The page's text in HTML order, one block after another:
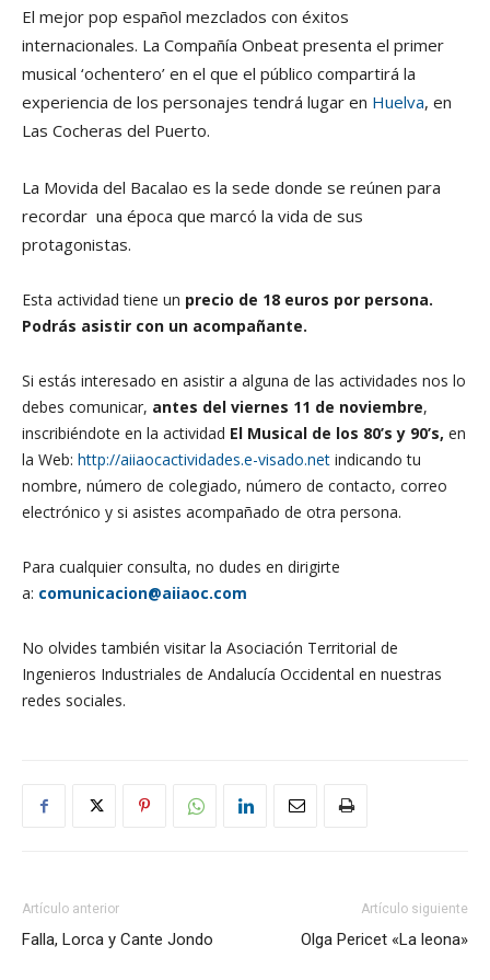
El mejor pop español mezclados con éxitos
internacionales. La Compañía Onbeat presenta el primer
musical ‘ochentero’ en el que el público compartirá la
experiencia de los personajes tendrá lugar en Huelva, en
Las Cocheras del Puerto.
La Movida del Bacalao es la sede donde se reúnen para
recordar una época que marcó la vida de sus
protagonistas.
Esta actividad tiene un precio de 18 euros por persona.
Podrás asistir con un acompañante.
Si estás interesado en asistir a alguna de las actividades nos lo
debes comunicar, antes del viernes 11 de noviembre,
inscribiéndote en la actividad El Musical de los 80’s y 90’s, en
la Web: http://aiiaocactividades.e-visado.net indicando tu
nombre, número de colegiado, número de contacto, correo
electrónico y si asistes acompañado de otra persona.
Para cualquier consulta, no dudes en dirigirte
a: comunicacion@aiiaoc.com
No olvides también visitar la Asociación Territorial de
Ingenieros Industriales de Andalucía Occidental en nuestras
redes sociales.
Artículo anterior
Falla, Lorca y Cante Jondo
Artículo siguiente
Olga Pericet «La leona»